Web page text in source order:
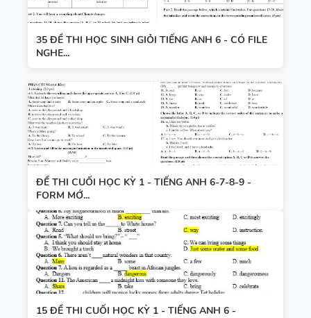
35 ĐỀ THI HỌC SINH GIỎI TIẾNG ANH 6 - CÓ FILE
NGHE...
ĐỀ THI CUỐI HỌC KỲ 1 - TIẾNG ANH 6-7-8-9 -
FORM MỚ...
15 ĐỀ THI CUỐI HỌC KỲ 1 - TIẾNG ANH 6 -